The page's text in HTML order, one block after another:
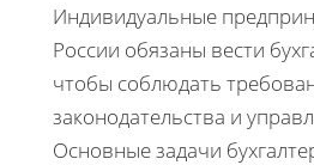
Индивидуальные
России обязаны вести
чтобы соблюдать
законодательства и
Основные задачи